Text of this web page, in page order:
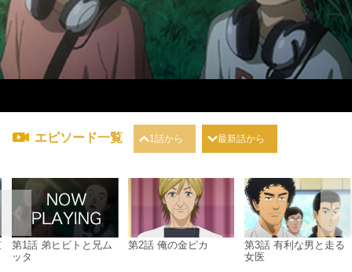
エピソード一覧 1話から 最新話から
第1話 弟ヒビトと兄ム
ッタ
第2話 俺の金ピカ
第3話 有利な男と走る
女医